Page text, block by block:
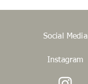
Social Media
Instagram